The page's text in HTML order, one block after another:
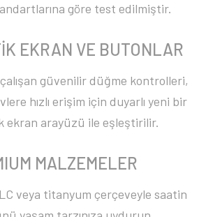
göre test edilmiştir.
EKRAN VE BUTONLAR
güvenilir düğme kontrolleri,
hızlı erişim için duyarlı yeni bir
ekran arayüzü ile eşleştirilir.
MALZEMELER
veya titanyum çerçeveyle saatin